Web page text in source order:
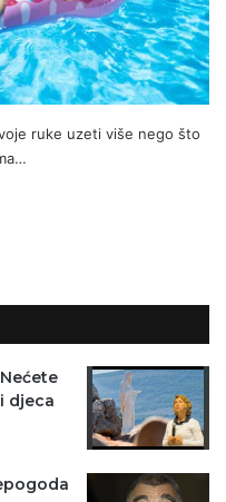
ruke uzeti više nego što
djeca